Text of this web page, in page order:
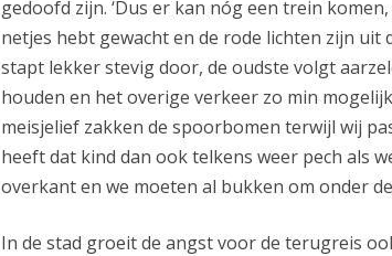
gedoofd zijn. ‘Dus er kan nóg een trein
netjes hebt gewacht en de rode lichten zijn
stapt lekker stevig door, de oudste volgt
houden en het overige verkeer zo min
meisjelief zakken de spoorbomen terwijl wij
heeft dat kind dan ook telkens weer pech als
overkant en we moeten al bukken om onder
In de stad groeit de angst voor de terugreis